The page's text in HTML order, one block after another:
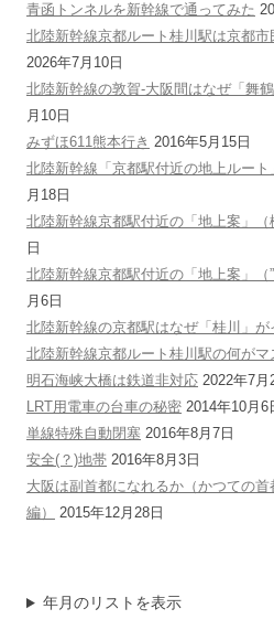
青函トンネルを新幹線で通ってみた
北陸新幹線京都ルート桂川駅は京都
2026年7月10日
北陸新幹線の敦賀-大阪間はなぜ「舞
月10日
みずほ611熊本行き 2016年5月15日
北陸新幹線「京都駅付近の地上ルー
月18日
北陸新幹線京都駅付近の「地上案」（
日
北陸新幹線京都駅付近の「地上案」（”
月6日
北陸新幹線の京都駅はなぜ「桂川」
北陸新幹線京都ルート桂川駅の何がマ
明石海峡大橋は鉄道非対応 2022年7月
LRT用電車の台車の秘密 2014年10月6
単線特殊自動閉塞 2016年8月7日
安全(？)地帯 2016年8月3日
大阪は副首都になれるか（かつての
編）
2015年12月28日
年月のリストを表示